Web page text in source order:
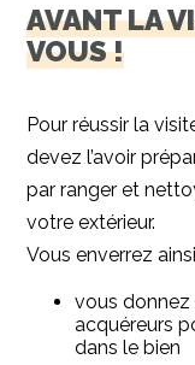
AVANT LA
VOUS !
Pour réussir la
devez l’avoir
par ranger et
votre extérieur.
Vous enverrez
vous donnez
acquéreurs
dans le bien